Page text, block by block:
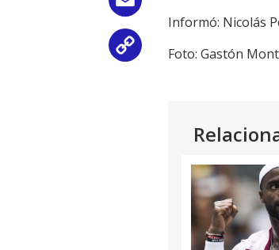
Copy
Informó: Nicolás
Foto: Gastón